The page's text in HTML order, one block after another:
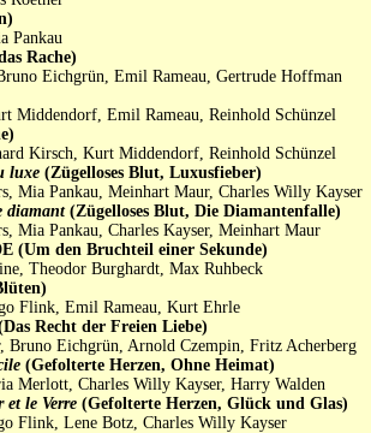
Pankau
Rache)
Eichgrün, Emil Rameau, Gertrude Hoffman
Middendorf, Emil Rameau, Reinhold Schünzel
Kirsch, Kurt Middendorf, Reinhold Schünzel
luxe(Zügelloses Blut, Luxusfieber)
Mia Pankau, Meinhart Maur, Charles Willy Kayser
diamant(Zügelloses Blut, Die Diamantenfalle)
Mia Pankau, Charles Kayser, Meinhart Maur
(Um den Bruchteil einer Sekunde)
Theodor Burghardt, Max Ruhbeck
Flink, Emil Rameau, Kurt Ehrle
Recht der Freien Liebe)
Bruno Eichgrün, Arnold Czempin, Fritz Acherberg
(Gefolterte Herzen, Ohne Heimat)
Merlott, Charles Willy Kayser, Harry Walden
et le Verre(Gefolterte Herzen, Glück und Glas)
Flink, Lene Botz, Charles Willy Kayser